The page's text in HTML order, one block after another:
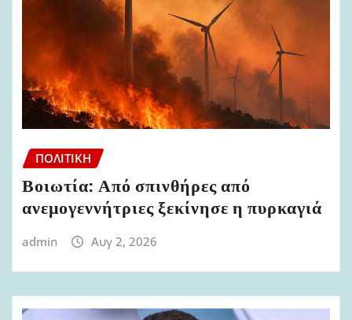
ΠΟΛΙΤΙΚΉ
Βοιωτία: Από σπινθήρες από
ανεμογεννήτριες ξεκίνησε η πυρκαγιά
admin Αυγ 2, 2026